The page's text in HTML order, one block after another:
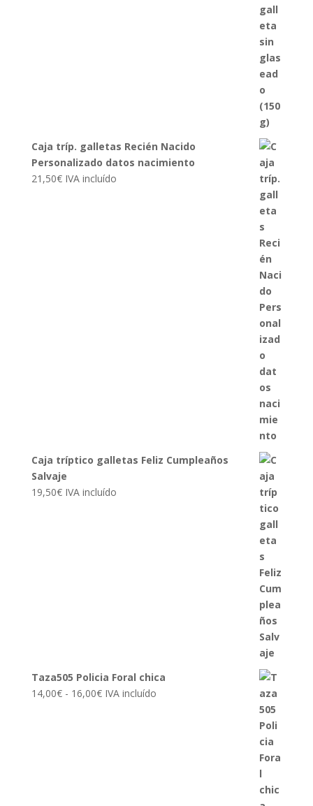
Caja tríp. galletas Recién Nacido
Personalizado datos nacimiento
21,50€ IVA incluído
Caja tríptico galletas Feliz Cumpleaños
Salvaje
19,50€ IVA incluído
Taza505 Policia Foral chica
14,00€ - 16,00€Rango
IVA incluído